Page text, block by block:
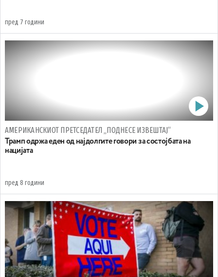
пред 7 години
АМЕРИКАНСКИОТ ПРЕТСЕДАТЕЛ „ПОДНЕСЕ ИЗВЕШТАЈ“
Трамп одржа еден од најдолгите говори за состојбата на
нацијата
пред 8 години